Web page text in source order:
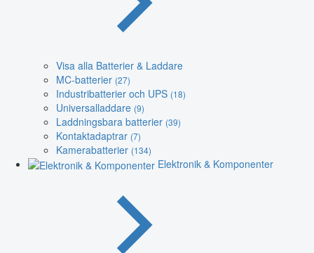
Visa alla Batterier & Laddare
MC-batterier (27)
Industribatterier och UPS (18)
Universalladdare (9)
Laddningsbara batterier (39)
Kontaktadaptrar (7)
Kamerabatterier (134)
Elektronik & Komponenter